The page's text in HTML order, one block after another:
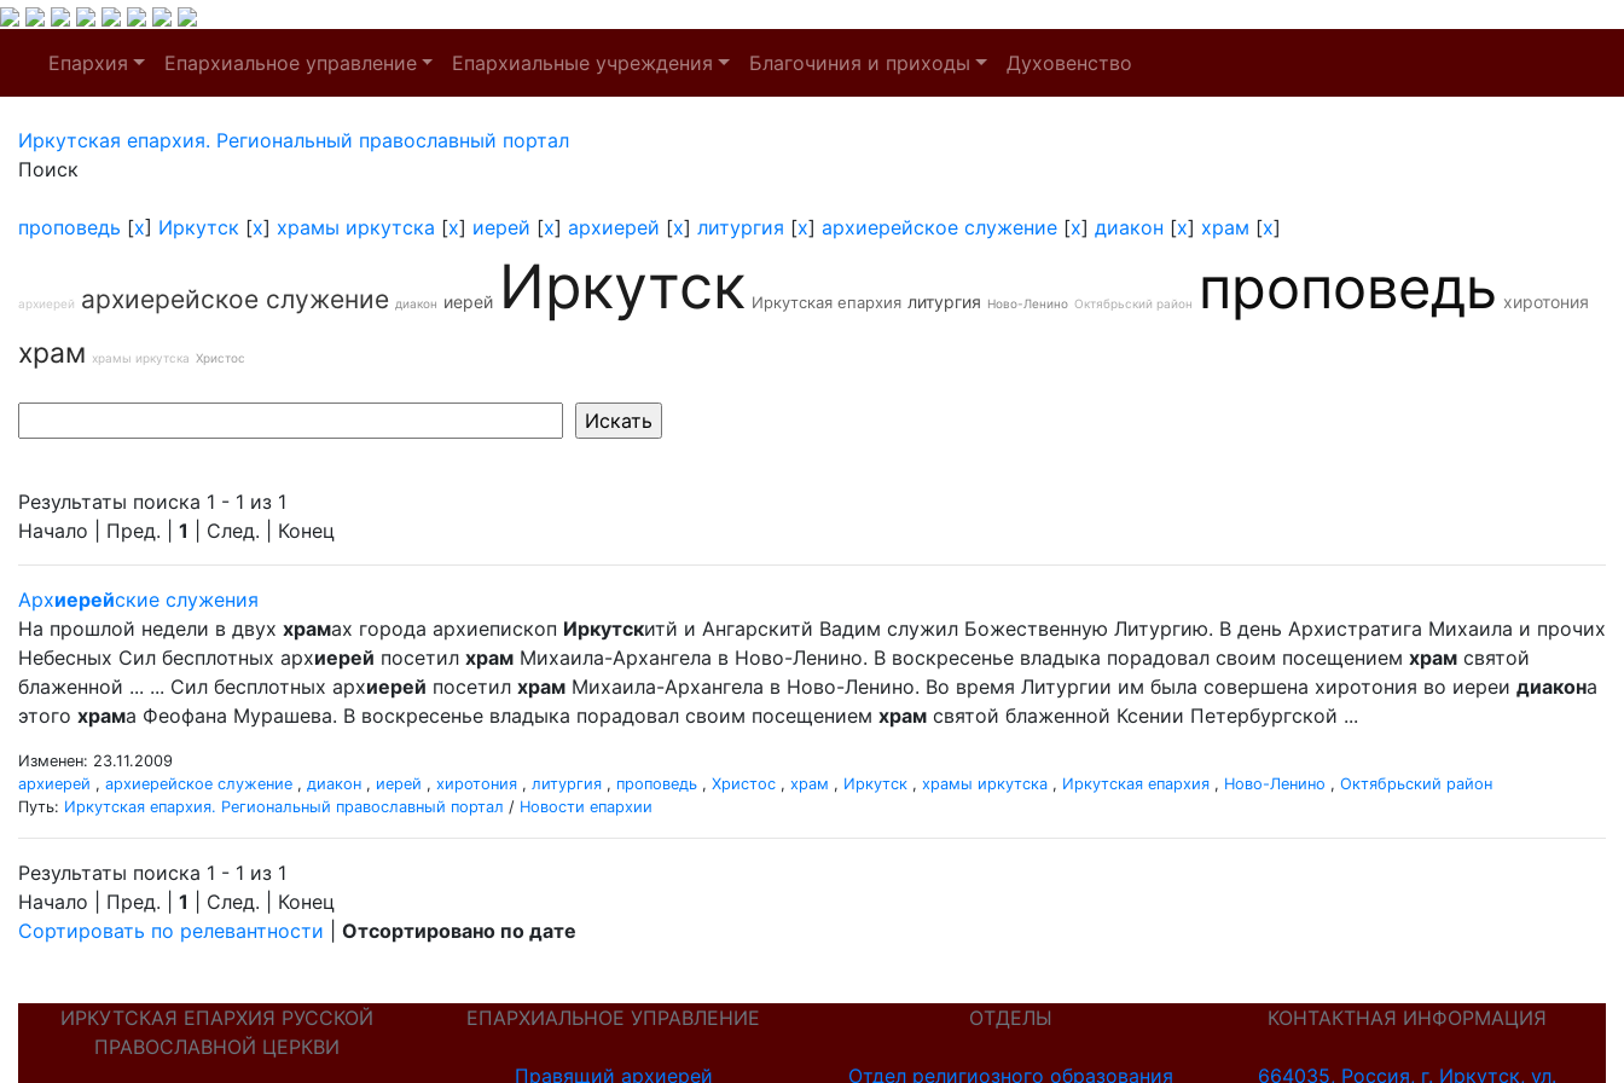
Епархия Епархиальное управление Епархиальные учреждения Благочиния и приходы Духовенство
Иркутская епархия. Региональный православный портал
Поиск
проповедь [x] Иркутск [x] храмы иркутска [x] иерей [x] архиерей [x] литургия [x] архиерейское служение [x] диакон [x] храм [x]
архиерей архиерейское служение диакон иерей Иркутск Иркутская епархия литургия Ново-Ленино Октябрьский район проповедь хиротония
храм храмы иркутска Христос
Результаты поиска 1 - 1 из 1
Начало | Пред. | 1 | След. | Конец
Архиерейские служения
На прошлой недели в двух храмах города архиепископ Иркутскитй и Ангарскитй Вадим служил Божественную Литургию. В день Архистратига Михаила и прочих
Небесных Сил бесплотных архиерей посетил храм Михаила-Архангела в Ново-Ленино. В воскресенье владыка порадовал своим посещением храм святой
блаженной ... ... Сил бесплотных архиерей посетил храм Михаила-Архангела в Ново-Ленино. Во время Литургии им была совершена хиротония во иереи диакона
этого храма Феофана Мурашева. В воскресенье владыка порадовал своим посещением храм святой блаженной Ксении Петербургской ...
Изменен: 23.11.2009
архиерей , архиерейское служение , диакон , иерей , хиротония , литургия , проповедь , Христос , храм , Иркутск , храмы иркутска , Иркутская епархия , Ново-Ленино , Октябрьский район
Путь: Иркутская епархия. Региональный православный портал / Новости епархии
Результаты поиска 1 - 1 из 1
Начало | Пред. | 1 | След. | Конец
Сортировать по релевантности
Отсортировано по дате
ИРКУТСКАЯ ЕПАРХИЯ РУССКОЙ
ПРАВОСЛАВНОЙ ЦЕРКВИ
ЕПАРХИАЛЬНОЕ УПРАВЛЕНИЕ
Правящий архиерей
ОТДЕЛЫ
Отдел религиозного образования
КОНТАКТНАЯ ИНФОРМАЦИЯ
664035, Россия, г. Иркутск, ул.